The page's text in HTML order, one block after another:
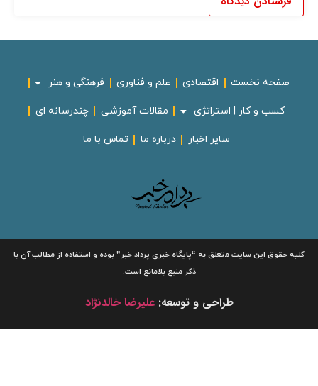
صفحه نخست اقتصادی علم و فناوری فرهنگی و هنر
کسب و کار | استراتژی مقالات آموزشی چندرسانه ای
سایر اخبار درباره ما تماس با ما
کلیه حقوق این سایت متعلق به“پایگاه خبریپرداد خبر”بوده و استفاده از مطالب آن با
ذکر منبع بلامانع است.
طراحی و توسعه:علیرضا خالدنژاد